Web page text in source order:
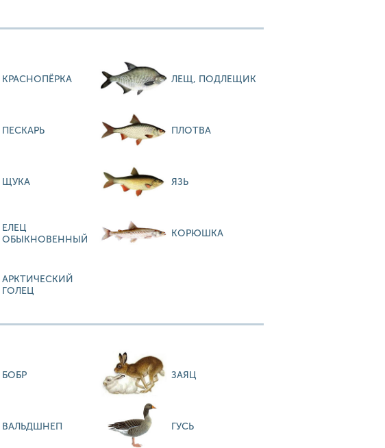
КРАСНОПЁРКА ЛЕЩ, ПОДЛЕЩИК
ПЕСКАРЬ ПЛОТВА
ЩУКА ЯЗЬ
ЕЛЕЦ
ОБЫКНОВЕННЫЙ
КОРЮШКА
АРКТИЧЕСКИЙ
ГОЛЕЦ
БОБР ЗАЯЦ
ВАЛЬДШНЕП ГУСЬ